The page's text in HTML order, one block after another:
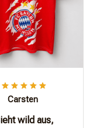
Carsten
wild aus,